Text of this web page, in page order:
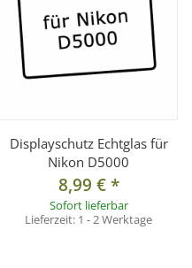
Displayschutz Echtglas für
Nikon D5000
8,99 €*
Sofort lieferbar
Lieferzeit: 1 - 2 Werktage